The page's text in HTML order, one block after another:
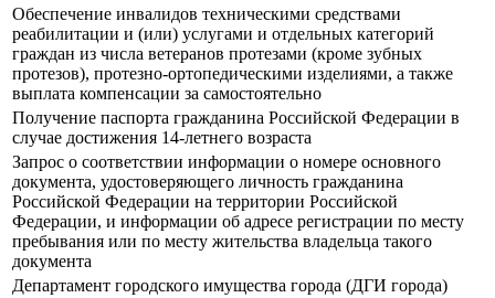
Обеспечение инвалидов техническими средствами
реабилитации и (или) услугами и отдельных категорий
граждан из числа ветеранов протезами (кроме зубных
протезов), протезно-ортопедическими изделиями, а также
выплата компенсации за самостоятельно
Получение паспорта гражданина Российской Федерации в
случае достижения 14-летнего возраста
Запрос о соответствии информации о номере основного
документа, удостоверяющего личность гражданина
Российской Федерации на территории Российской
Федерации, и информации об адресе регистрации по месту
пребывания или по месту жительства владельца такого
документа
Департамент городского имущества города (ДГИ города)